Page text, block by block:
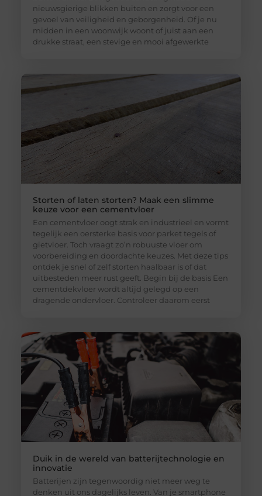
nieuwsgierige blikken buiten en zorgt voor een
gevoel van veiligheid en geborgenheid. Of je nu
midden in een woonwijk woont of juist aan een
drukke straat, een stevige en mooi afgewerkte
Storten of laten storten? Maak een slimme
keuze voor een cementvloer
Een cementvloer oogt strak en industrieel en vormt
tegelijk een oersterke basis voor parket tegels of
gietvloer. Toch vraagt zo’n robuuste vloer om
voorbereiding en doordachte keuzes. Met deze tips
ontdek je snel of zelf storten haalbaar is of dat
uitbesteden meer rust geeft. Begin bij de basis Een
cementdekvloer wordt altijd gelegd op een
dragende ondervloer. Controleer daarom eerst
Duik in de wereld van batterijtechnologie en
innovatie
Batterijen zijn tegenwoordig niet meer weg te
denken uit ons dagelijks leven. Van je smartphone